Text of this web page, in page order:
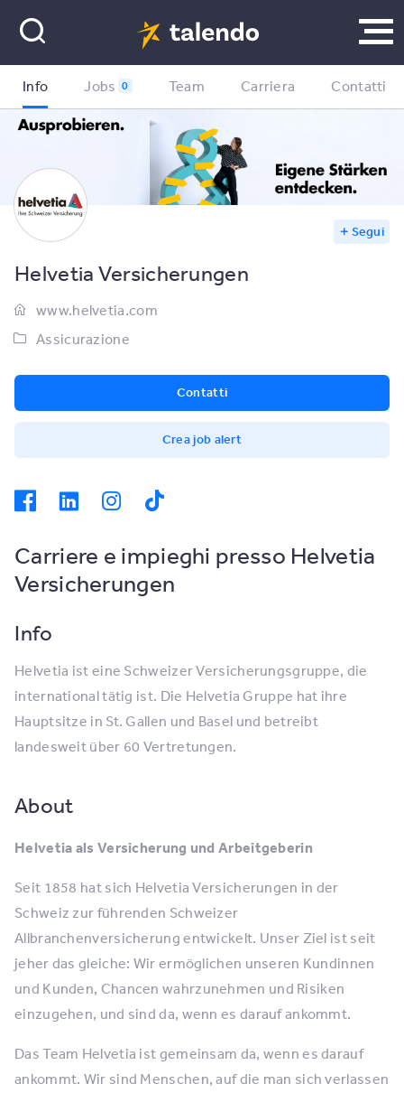
Segui
Info Jobs 0 Team Carriera Contatti
Helvetia Versicherungen
www.helvetia.com
Assicurazione
Contatti
Crea job alert
Carriere e impieghi presso Helvetia
Versicherungen
Info
Helvetia ist eine Schweizer Versicherungsgruppe, die
international tätig ist. Die Helvetia Gruppe hat ihre
Hauptsitze in St. Gallen und Basel und betreibt
landesweit über 60 Vertretungen.
About
Helvetia als Versicherung und Arbeitgeberin
Seit 1858 hat sich Helvetia Versicherungen in der
Schweiz zur führenden Schweizer
Allbranchenversicherung entwickelt. Unser Ziel ist seit
jeher das gleiche: Wir ermöglichen unseren Kundinnen
und Kunden, Chancen wahrzunehmen und Risiken
einzugehen, und sind da, wenn es darauf ankommt.
Das Team Helvetia ist gemeinsam da, wenn es darauf
ankommt. Wir sind Menschen, auf die man sich verlassen